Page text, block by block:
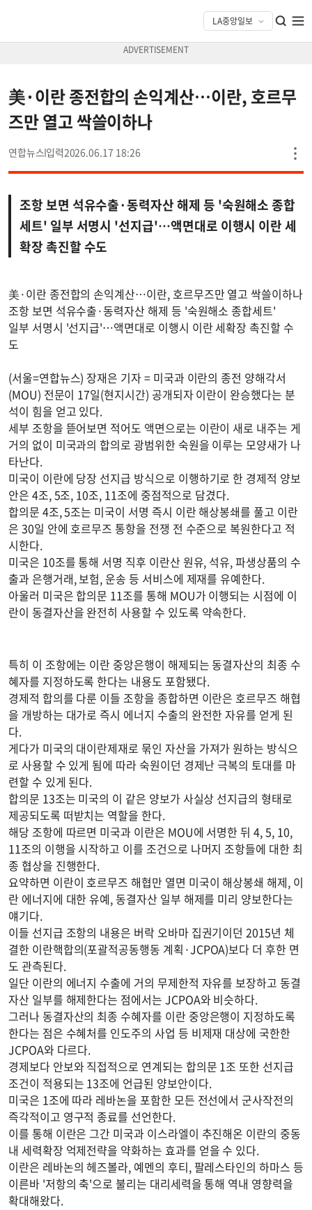
美·이란 종전합의 손익계산…이란, 호르무
즈만 열고 싹쓸이하나
연합뉴스 2026.06.17 18:26
조항 보면 석유수출·동력자산 해제 등 '숙원해소 종합
세트' 일부 서명시 '선지급'…액면대로 이행시 이란 세
확장 촉진할 수도
美·이란 종전합의 손익계산…이란, 호르무즈만 열고 싹쓸이하나
조항 보면 석유수출·동력자산 해제 등 '숙원해소 종합세트'
일부 서명시 '선지급'…액면대로 이행시 이란 세확장 촉진할 수
도
(서울=연합뉴스) 장재은 기자 = 미국과 이란의 종전 양해각서
(MOU) 전문이 17일(현지시간) 공개되자 이란이 완승했다는 분
석이 힘을 얻고 있다.
세부 조항을 뜯어보면 적어도 액면으로는 이란이 새로 내주는 게
거의 없이 미국과의 합의로 광범위한 숙원을 이루는 모양새가 나
타난다.
미국이 이란에 당장 선지급 방식으로 이행하기로 한 경제적 양보
안은 4조, 5조, 10조, 11조에 중점적으로 담겼다.
합의문 4조, 5조는 미국이 서명 즉시 이란 해상봉쇄를 풀고 이란
은 30일 안에 호르무즈 통항을 전쟁 전 수준으로 복원한다고 적
시한다.
미국은 10조를 통해 서명 직후 이란산 원유, 석유, 파생상품의 수
출과 은행거래, 보험, 운송 등 서비스에 제재를 유예한다.
아울러 미국은 합의문 11조를 통해 MOU가 이행되는 시점에 이
란이 동결자산을 완전히 사용할 수 있도록 약속한다.
특히 이 조항에는 이란 중앙은행이 해제되는 동결자산의 최종 수
혜자를 지정하도록 한다는 내용도 포함됐다.
경제적 합의를 다룬 이들 조항을 종합하면 이란은 호르무즈 해협
을 개방하는 대가로 즉시 에너지 수출의 완전한 자유를 얻게 된
다.
게다가 미국의 대이란제재로 묶인 자산을 가져가 원하는 방식으
로 사용할 수 있게 됨에 따라 숙원이던 경제난 극복의 토대를 마
련할 수 있게 된다.
합의문 13조는 미국의 이 같은 양보가 사실상 선지급의 형태로
제공되도록 떠받치는 역할을 한다.
해당 조항에 따르면 미국과 이란은 MOU에 서명한 뒤 4, 5, 10,
11조의 이행을 시작하고 이를 조건으로 나머지 조항들에 대한 최
종 협상을 진행한다.
요약하면 이란이 호르무즈 해협만 열면 미국이 해상봉쇄 해제, 이
란 에너지에 대한 유예, 동결자산 일부 해제를 미리 양보한다는
얘기다.
이들 선지급 조항의 내용은 버락 오바마 집권기이던 2015년 체
결한 이란핵합의(포괄적공동행동 계획·JCPOA)보다 더 후한 면
도 관측된다.
일단 이란의 에너지 수출에 거의 무제한적 자유를 보장하고 동결
자산 일부를 해제한다는 점에서는 JCPOA와 비슷하다.
그러나 동결자산의 최종 수혜자를 이란 중앙은행이 지정하도록
한다는 점은 수혜처를 인도주의 사업 등 비제재 대상에 국한한
JCPOA와 다르다.
경제보다 안보와 직접적으로 연계되는 합의문 1조 또한 선지급
조건이 적용되는 13조에 언급된 양보안이다.
미국은 1조에 따라 레바논을 포함한 모든 전선에서 군사작전의
즉각적이고 영구적 종료를 선언한다.
이를 통해 이란은 그간 미국과 이스라엘이 추진해온 이란의 중동
내 세력확장 억제전략을 약화하는 효과를 얻을 수 있다.
이란은 레바논의 헤즈볼라, 예멘의 후티, 팔레스타인의 하마스 등
이른바 '저항의 축'으로 불리는 대리세력을 통해 역내 영향력을
확대해왔다.